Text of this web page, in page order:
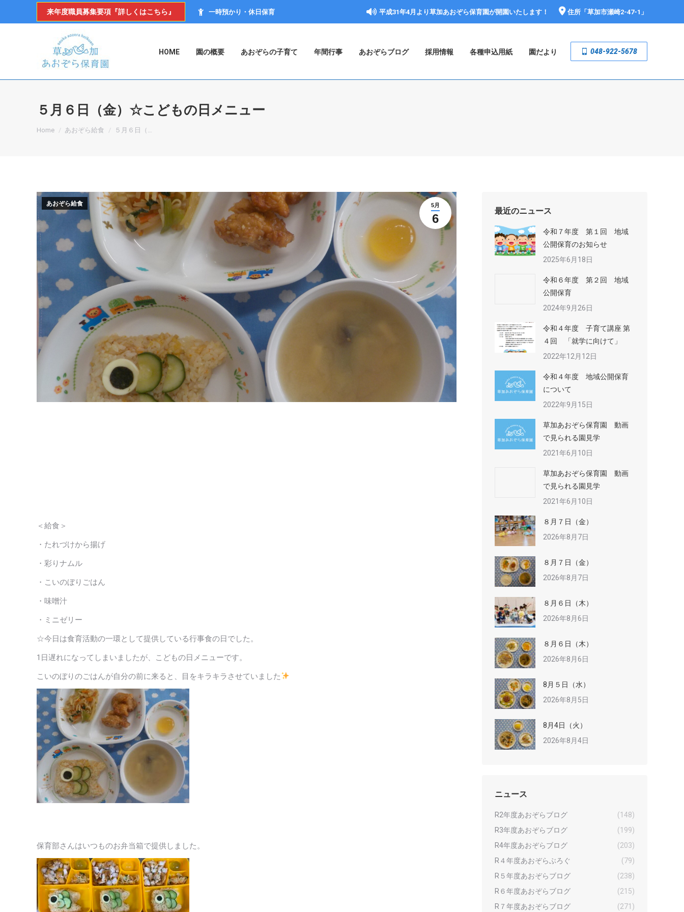
来年度職員募集要項『詳しくはこちら』 一時預かり・休日保育 平成31年4月より草加あおぞら保育園が開園いたします！ 住所「 草加市瀬崎2-47-1 」
HOME 園の概要 あおぞらの子育て 年間行事 あおぞらブログ 採用情報 各種申込用紙 園だより 048-922-5678
５月６日（金）☆こどもの日メニュー
You are here:
Home あおぞら給食 ５月６日（…
5月
6
あおぞら給食
＜給食＞
・たれづけから揚げ
・彩りナムル
・こいのぼりごはん
・味噌汁
・ミニゼリー
☆今日は食育活動の一環として提供している行事食の日でした。
1日遅れになってしまいましたが、こどもの日メニューです。
こいのぼりのごはんが自分の前に来ると、目をキラキラさせていました
保育部さんはいつものお弁当箱で提供しました。
最近のニュース
令和７年度 第１回 地域
公開保育のお知らせ
2025年6月18日
令和６年度 第２回 地域
公開保育
2024年9月26日
令和４年度 子育て講座 第
４回 「就学に向けて」
2022年12月12日
令和４年度 地域公開保育
について
2022年9月15日
草加あおぞら保育園 動画
で見られる園見学
2021年6月10日
草加あおぞら保育園 動画
で見られる園見学
2021年6月10日
８月７日（金）
2026年8月7日
８月７日（金）
2026年8月7日
８月６日（木）
2026年8月6日
８月６日（木）
2026年8月6日
8月５日（水）
2026年8月5日
8月4日（火）
2026年8月4日
ニュース
R2年度あおぞらブログ
(148)
R3年度あおぞらブログ
(199)
R4年度あおぞらブログ
(203)
R４年度あおぞらぶろぐ
(79)
R５年度あおぞらブログ
(238)
R６年度あおぞらブログ
(215)
R７年度あおぞらブログ
(271)